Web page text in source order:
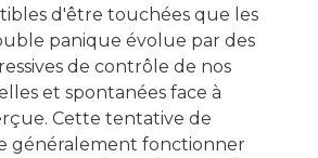
d'être touchées que les
panique évolue par des
de contrôle de nos
et spontanées face à
Cette tentative de
généralement fonctionner